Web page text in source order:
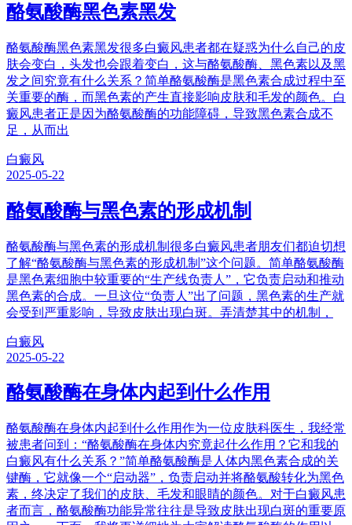
酪氨酸酶黑色素黑发
酪氨酸酶黑色素黑发很多白癜风患者都在疑惑为什么自己的皮
肤会变白，头发也会跟着变白，这与酪氨酸酶、黑色素以及黑
发之间究竟有什么关系？简单酪氨酸酶是黑色素合成过程中至
关重要的酶，而黑色素的产生直接影响皮肤和毛发的颜色。白
癜风患者正是因为酪氨酸酶的功能障碍，导致黑色素合成不
足，从而出
白癜风
2025-05-22
酪氨酸酶与黑色素的形成机制
酪氨酸酶与黑色素的形成机制很多白癜风患者朋友们都迫切想
了解“酪氨酸酶与黑色素的形成机制”这个问题。简单酪氨酸酶
是黑色素细胞中较重要的“生产线负责人”，它负责启动和推动
黑色素的合成。一旦这位“负责人”出了问题，黑色素的生产就
会受到严重影响，导致皮肤出现白斑。弄清楚其中的机制，
白癜风
2025-05-22
酪氨酸酶在身体内起到什么作用
酪氨酸酶在身体内起到什么作用作为一位皮肤科医生，我经常
被患者问到：“酪氨酸酶在身体内究竟起什么作用？它和我的
白癜风有什么关系？”简单酪氨酸酶是人体内黑色素合成的关
键酶，它就像一个“启动器”，负责启动并将酪氨酸转化为黑色
素，终决定了我们的皮肤、毛发和眼睛的颜色。对于白癜风患
者而言，酪氨酸酶功能异常往往是导致皮肤出现白斑的重要原